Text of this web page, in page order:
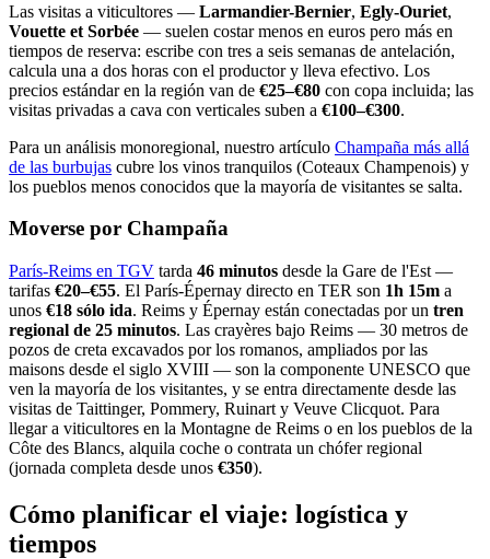
Las visitas a viticultores — Larmandier-Bernier, Egly-Ouriet,
Vouette et Sorbée — suelen costar menos en euros pero más en
tiempos de reserva: escribe con tres a seis semanas de antelación,
calcula una a dos horas con el productor y lleva efectivo. Los
precios estándar en la región van de €25–€80 con copa incluida; las
visitas privadas a cava con verticales suben a €100–€300.
Para un análisis monoregional, nuestro artículo Champaña más allá
de las burbujas cubre los vinos tranquilos (Coteaux Champenois) y
los pueblos menos conocidos que la mayoría de visitantes se salta.
Moverse por Champaña
París-Reims en TGV tarda 46 minutos desde la Gare de l'Est —
tarifas €20–€55. El París-Épernay directo en TER son 1h 15m a
unos €18 sólo ida. Reims y Épernay están conectadas por un tren
regional de 25 minutos. Las crayères bajo Reims — 30 metros de
pozos de creta excavados por los romanos, ampliados por las
maisons desde el siglo XVIII — son la componente UNESCO que
ven la mayoría de los visitantes, y se entra directamente desde las
visitas de Taittinger, Pommery, Ruinart y Veuve Clicquot. Para
llegar a viticultores en la Montagne de Reims o en los pueblos de la
Côte des Blancs, alquila coche o contrata un chófer regional
(jornada completa desde unos €350).
Cómo planificar el viaje: logística y
tiempos